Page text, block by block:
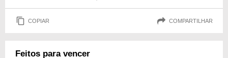
COPIAR COMPARTILHAR
Feitos para vencer